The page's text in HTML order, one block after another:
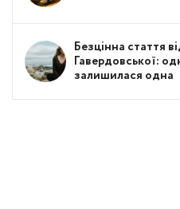
Безцінна стаття
Гавердовської:
залишилася одна